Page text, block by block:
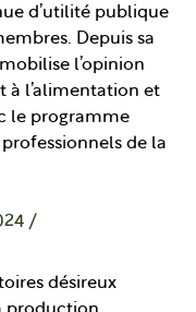
d’utilité publique
Depuis sa
l’opinion
à l’alimentation et
le programme
professionnels de la
/
désireux